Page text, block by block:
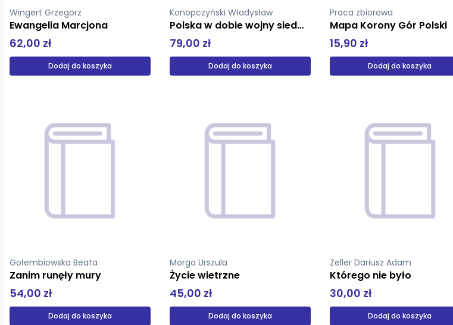
Wingert Grzegorz
Ewangelia Marcjona
62,00 zł
Dodaj do koszyka
Konopczyński Władysław
Polska w dobie wojny siedmioletniej 1759-1763 część 2
79,00 zł
Dodaj do koszyka
Praca zbiorowa
Mapa Korony Gór Polski
15,90 zł
Dodaj do koszyka
Gołembiowska Beata
Zanim runęły mury
54,00 zł
Dodaj do koszyka
Morga Urszula
Życie wietrzne
45,00 zł
Dodaj do koszyka
Zeller Dariusz Adam
Którego nie było
30,00 zł
Dodaj do koszyka